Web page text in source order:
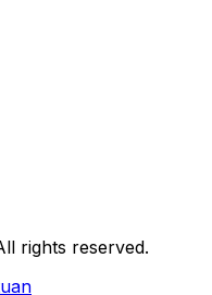
rights reserved.